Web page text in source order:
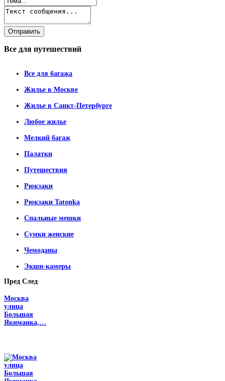
Все для путешествий
Все для багажа
Жилье в Москве
Жилье в Санкт-Петербурге
Любое жилье
Мелкий багаж
Палатки
Путешествия
Рюкзаки
Рюкзаки Tatonka
Спальные мешки
Сумки женские
Чемоданы
Экшн-камеры
Пред След
Москва
улица
Большая
Якиманка,…